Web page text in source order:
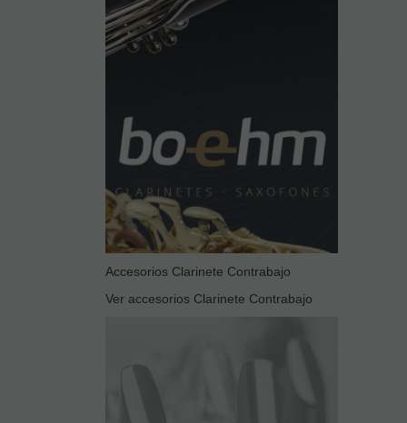
Accesorios Clarinete Contrabajo
Ver accesorios Clarinete Contrabajo